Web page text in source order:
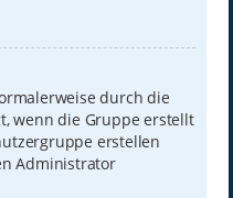
durch die
wenn die Gruppe erstellt
erstellen
Administrator